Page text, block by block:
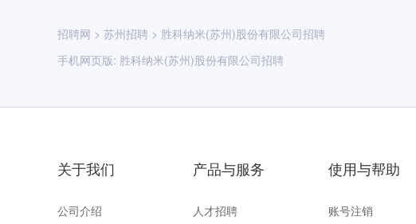
招聘网 > 苏州招聘 > 胜科纳米(苏州)股份有限公司招聘
手机网页版: 胜科纳米(苏州)股份有限公司招聘
关于我们
公司介绍
产品与服务
人才招聘
使用与帮助
账号注销